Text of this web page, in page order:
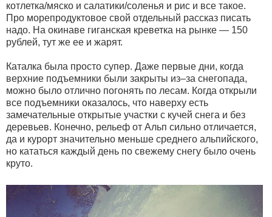
котлетка/мяско и салатики/соленья и рис и все такое.
Про морепродуктовое свой отдельный рассказ писать
надо. На окинаве гиганская креветка на рынке — 150
рублей, тут же ее и жарят.
Каталка была просто супер. Даже первые дни, когда
верхние подъемники были закрыты из–за снегопада,
можно было отлично погонять по лесам. Когда открыли
все подъемники оказалось, что наверху есть
замечательные открытые участки с кучей снега и без
деревьев. Конечно, рельеф от Альп сильно отличается,
да и курорт значительно меньше среднего альпийского,
но кататься каждый день по свежему снегу было очень
круто.